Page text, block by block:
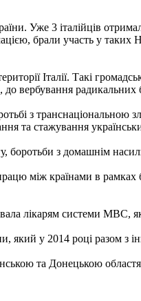
Уже 3 італійців
брали участь у
Італії. Такі
до вербування
з транснаціональною
та стажування
боротьби з домашнім
між країнами в рамках
лікарям системи МВС,
який у 2014 році разом з
та Донецькою